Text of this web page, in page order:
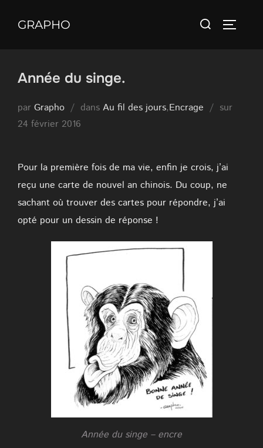
GRAPHO Rechercher :
Année du singe.
par Grapho dans Au fil des jours,Encrage surPublié
24 février 2016
Pour la première fois de ma vie, enfin je crois, j’ai
reçu une carte de nouvel an chinois. Du coup, ne
sachant où trouver des cartes pour répondre, j’ai
opté pour un dessin de réponse !
Année du singe – encre